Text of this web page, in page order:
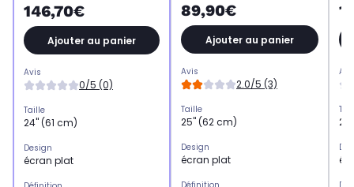
146,70€
Ajouter au panier
Avis
0/5 (0)
Taille
24" (61 cm)
Design
écran plat
89,90€
Ajouter au panier
Avis
2.0/5 (3)
Taille
25" (62 cm)
Design
écran plat